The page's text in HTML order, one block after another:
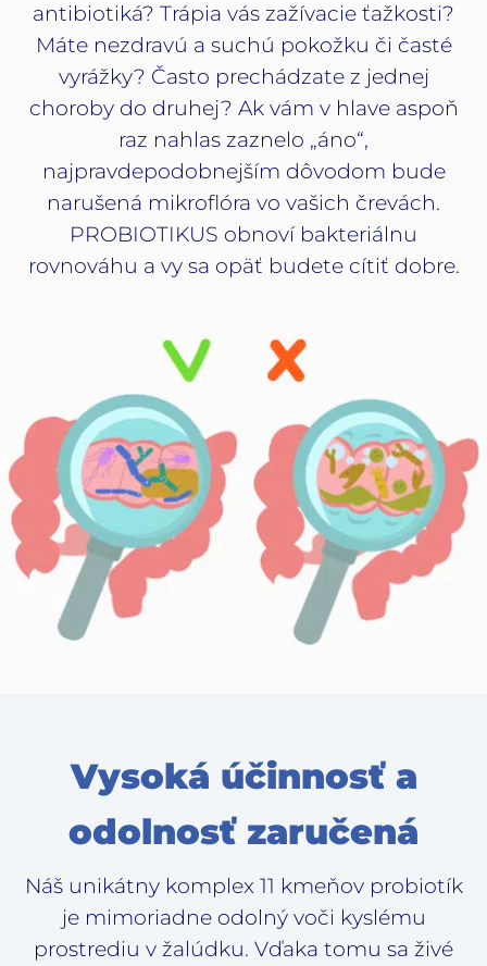
antibiotiká? Trápia vás zažívacie ťažkosti?
Máte nezdravú a suchú pokožku či časté
vyrážky? Často prechádzate z jednej
choroby do druhej? Ak vám v hlave aspoň
raz nahlas zaznelo „áno“,
najpravdepodobnejším dôvodom bude
narušená mikroflóra vo vašich črevách.
PROBIOTIKUS obnoví bakteriálnu
rovnováhu a vy sa opäť budete cítiť dobre.
Vysoká účinnosť a
odolnosť zaručená
Náš unikátny komplex 11 kmeňov probiotík
je mimoriadne odolný voči kyslému
prostrediu v žalúdku. Vďaka tomu sa živé